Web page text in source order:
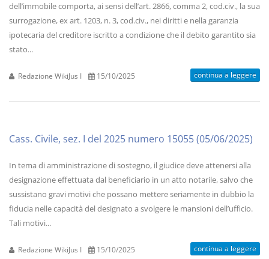
dell’immobile comporta, ai sensi dell’art. 2866, comma 2, cod.civ., la sua
surrogazione, ex art. 1203, n. 3, cod.civ., nei diritti e nella garanzia
ipotecaria del creditore iscritto a condizione che il debito garantito sia
stato...
Redazione WikiJus I 15/10/2025 continua a leggere
Cass. Civile, sez. I del 2025 numero 15055 (05/06/2025)
In tema di amministrazione di sostegno, il giudice deve attenersi alla
designazione effettuata dal beneficiario in un atto notarile, salvo che
sussistano gravi motivi che possano mettere seriamente in dubbio la
fiducia nelle capacità del designato a svolgere le mansioni dell’ufficio.
Tali motivi...
Redazione WikiJus I 15/10/2025 continua a leggere